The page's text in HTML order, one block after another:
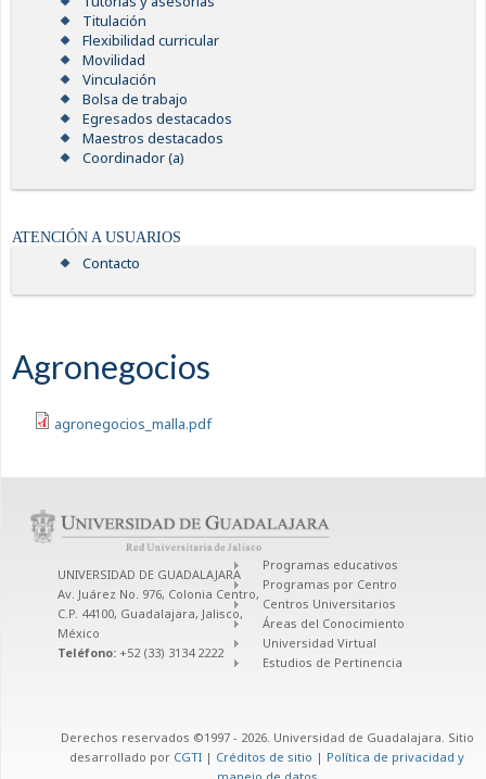
Titulación
Flexibilidad curricular
Movilidad
Vinculación
Bolsa de trabajo
Egresados destacados
Maestros destacados
Coordinador (a)
ATENCIÓN A USUARIOS
Contacto
Agronegocios
agronegocios_malla.pdf
UNIVERSIDAD DE GUADALAJARA
Av. Juárez No. 976, Colonia Centro,
C.P. 44100, Guadalajara, Jalisco,
México
Teléfono: +52 (33) 3134 2222
Programas educativos
Programas por Centro
Centros Universitarios
Áreas del Conocimiento
Universidad Virtual
Estudios de Pertinencia
Derechos reservados ©1997 - 2026. Universidad de Guadalajara. Sitio
desarrollado por CGTI | Créditos de sitio | Política de privacidad y